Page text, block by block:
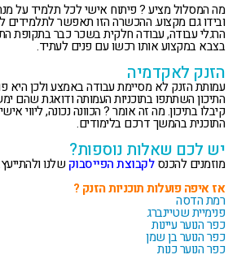
ובידו גם מקצוע. ההכשרה הזו תאפשר לתלמידים
הרגלי עבודה, עבודה חלקית בשכר כבר בתקופת
בצבא במקצוע אותו רכשו עם פנים לעתיד.
הזנק לאקדמיה
עמותת הזנק לא מסיימת עבודה באמצע ולכן היא
התיכון השתתפו בתוכניות העמותה ודואגת שהם
קיבלו בתיכון. מה זה אומר ? הכוונה נכונה, ליווי
התוכנית בהמשך דרכם בלימודים.
יש לכם שאלות נוספות?
מוזמנים להכנסלקבוצת הפייסבוקשלנו
אז איפה פועלות תוכניות הזנק ?
רמת הדסה
פנימיית שטיינברג
כפר הנוער עיינות
כפר הנוער בן שמן
כפר הנוער כנות